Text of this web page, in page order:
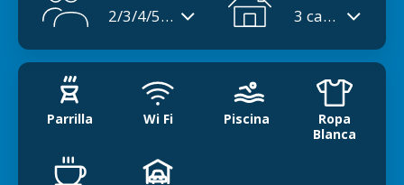
2/3/4/5/6 3 cabañas y 3 duplex.
Parrilla Wi Fi Piscina
Ropa
Blanca